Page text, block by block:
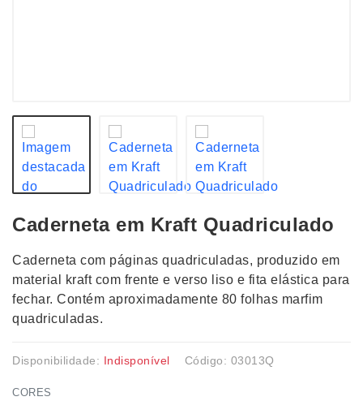
Caderneta em Kraft Quadriculado
Caderneta com páginas quadriculadas, produzido em
material kraft com frente e verso liso e fita elástica para
fechar. Contém aproximadamente 80 folhas marfim
quadriculadas.
Disponibilidade: Indisponível Código: 03013Q
CORES